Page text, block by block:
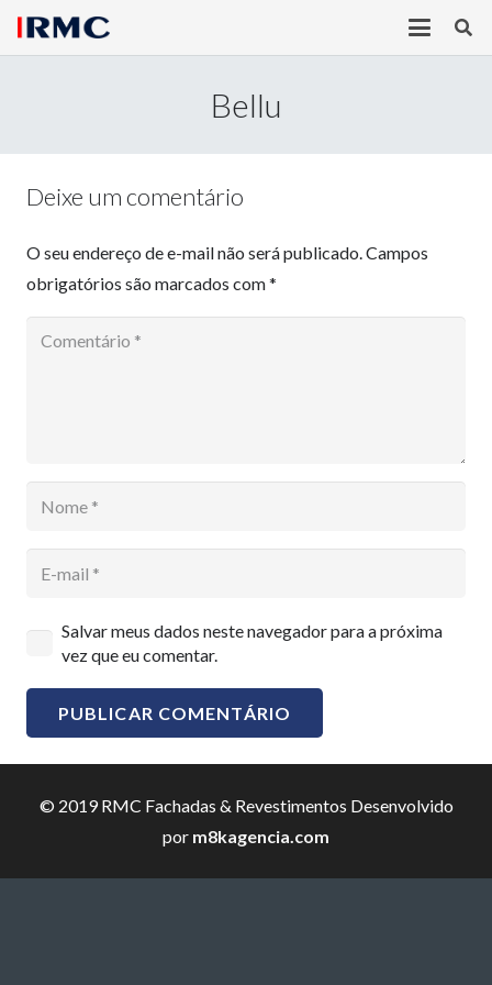
Bellu
Deixe um comentário
O seu endereço de e-mail não será publicado.Campos
obrigatórios são marcados com*
Salvar meus dados neste navegador para a próxima
vez que eu comentar.
PUBLICAR COMENTÁRIO
© 2019 RMC Fachadas & Revestimentos Desenvolvido
por m8kagencia.com